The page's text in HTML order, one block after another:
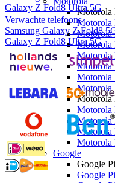
Motorola
Motorola
Motorola
Motorola
Motorola
Motorola
Motorola
Motorola
Motorola
Motorola
Motorola
Motorola
Motorola
Google
Google
Google
Galaxy Z Fold8 Ultra 5G
Verwachte telefoons
Samsung Galaxy Z Fold8
Galaxy Z Fold8 Ultra 5G